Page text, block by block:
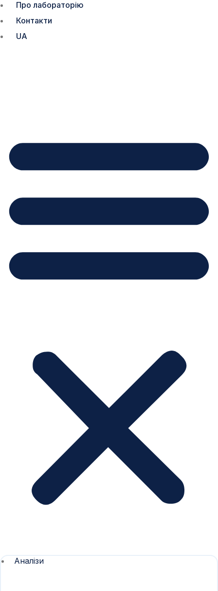
Про лабораторію
Контакти
UA
Аналізи